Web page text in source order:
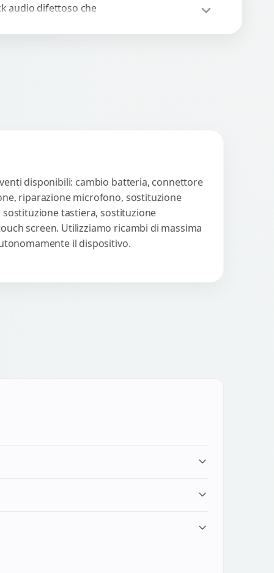
audio difettoso che
disponibili: cambio batteria, connettore
riparazione microfono, sostituzione
tastiera, sostituzione
screen. Utilizziamo ricambi di massima
il dispositivo.